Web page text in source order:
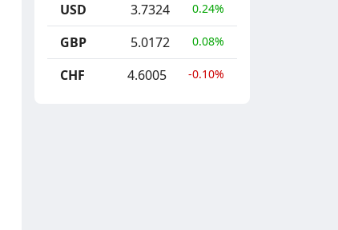
USD 3.7324 0.24%
GBP 5.0172 0.08%
CHF 4.6005 -0.10%